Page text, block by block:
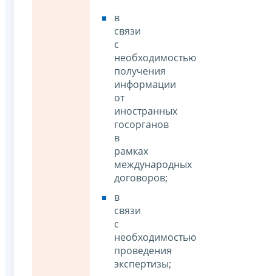
в
связи
с
необходимостью
получения
информации
от
иностранных
госорганов
в
рамках
международных
договоров;
в
связи
с
необходимостью
проведения
экспертизы;